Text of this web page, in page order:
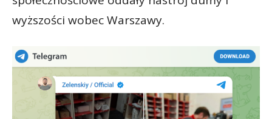
wyższości wobec Warszawy.